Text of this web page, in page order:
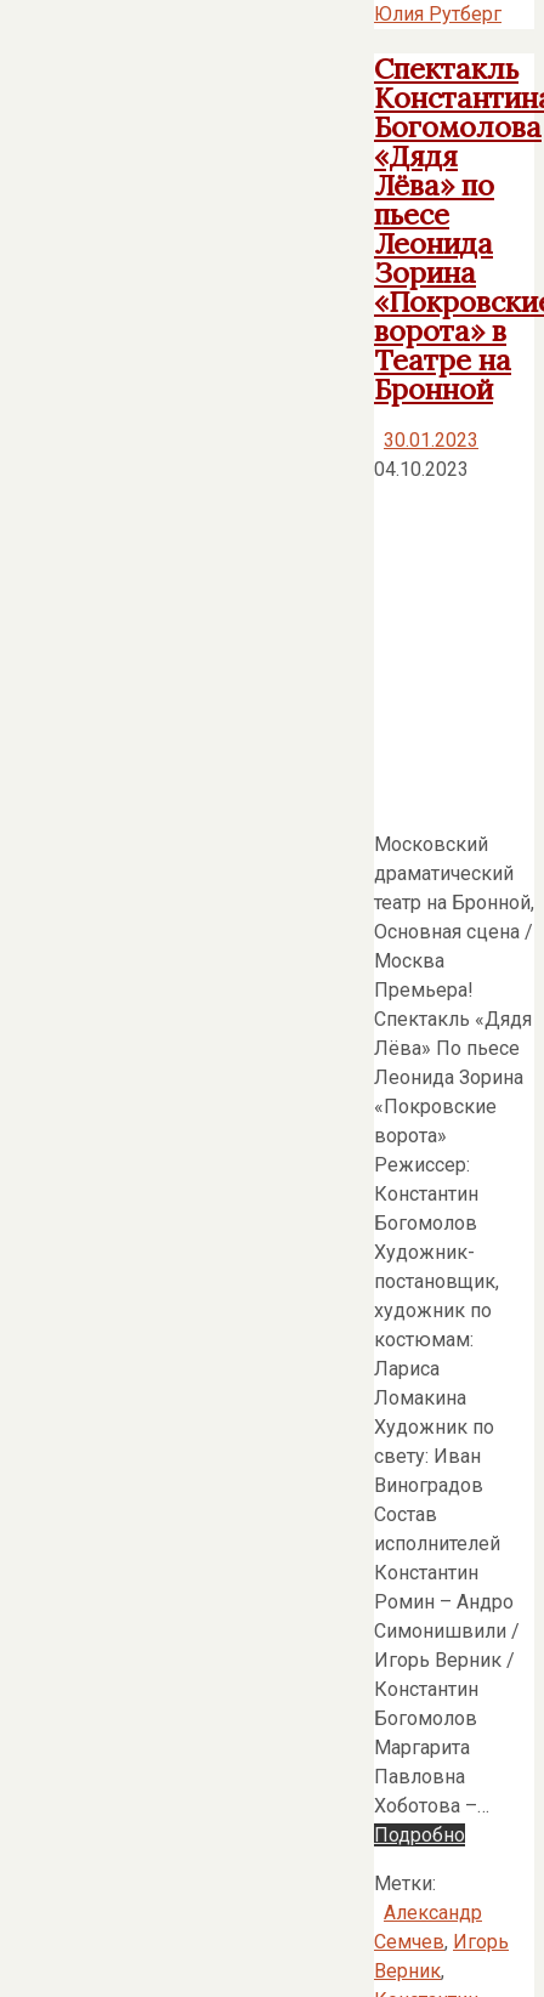
Юлия Рутберг
Спектакль
Богомолова
«Дядя
Лёва» по
пьесе
Леонида
Зорина
ворота» в
Театре на
Бронной
30.01.2023
04.10.2023
Московский
драматический
театр на Бронной,
Основная сцена /
Москва
Премьера!
Спектакль «Дядя
Лёва» По пьесе
Леонида Зорина
«Покровские
ворота»
Режиссер:
Константин
Богомолов
Художник-
постановщик,
художник по
костюмам:
Лариса
Ломакина
Художник по
свету: Иван
Виноградов
Состав
исполнителей
Константин
Ромин – Андро
Симонишвили /
Игорь Верник /
Константин
Богомолов
Маргарита
Павловна
Хоботова –…
Подробно
Метки:
Александр
Семчев, Игорь
Верник,